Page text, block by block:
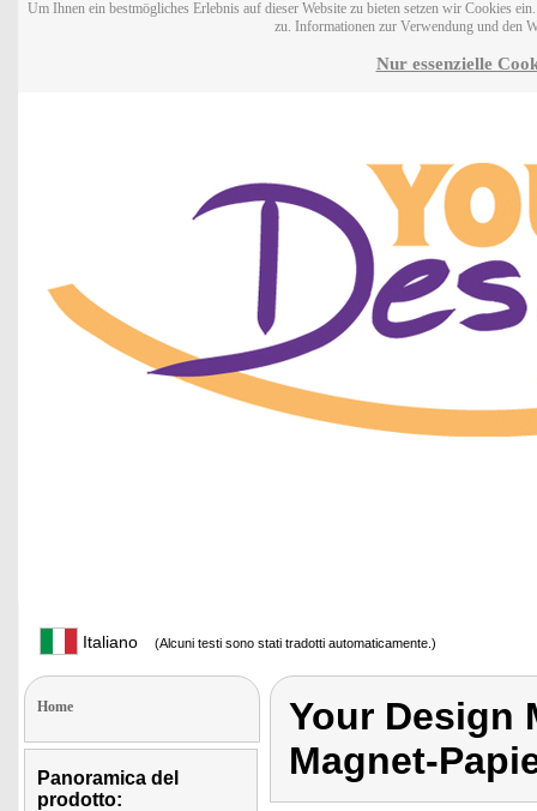
Um Ihnen ein bestmögliches Erlebnis auf dieser Website zu bieten setzen wir Cookies
zu. Informationen zur Verwendung und den
Nur essenzielle
Italiano (Alcuni testi sono stati tradotti automaticamente.)
Home
Panoramica del
prodotto:
Your Design
Magnet-